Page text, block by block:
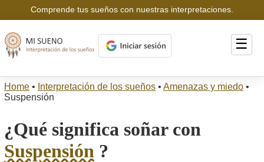
Comprende tus sueños con nuestras interpretaciones.
☰
Home • Interpretación de los sueños • Amenazas y miedo •
Suspensión
¿Qué significa soñar con
Suspensión ?